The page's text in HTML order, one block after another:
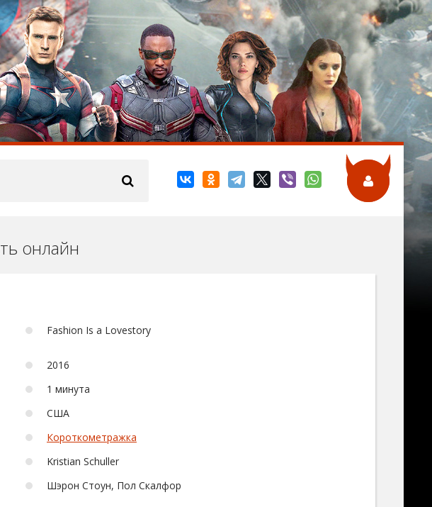
онлайн
Fashion Is a Lovestory
2016
1 минута
США
Короткометражка
Kristian Schuller
Шэрон Стоун, Пол Скалфор